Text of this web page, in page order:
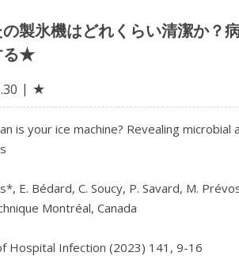
製氷機はどれくらい清潔か？
る★
★
is your ice machine? Revealing
E. Bédard, C. Soucy, P. Savard, M.
Montréal, Canada
Hospital Infection (2023) 141, 9-16